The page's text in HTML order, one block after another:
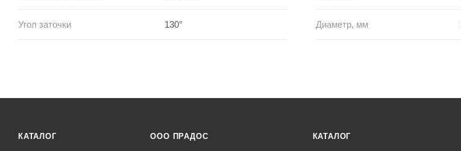
Угол заточки 130° Диаметр, мм
КАТАЛОГ ООО ПРАДОС КАТАЛОГ